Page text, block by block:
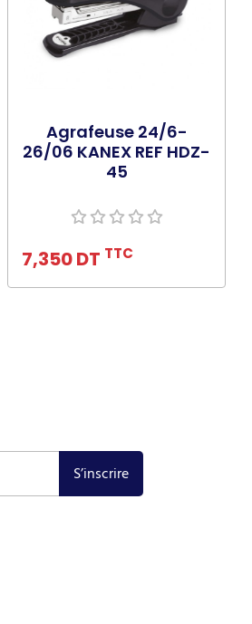
Agrafeuse 24/6-
26/06 KANEX REF HDZ-
45
7,350 DT TTC